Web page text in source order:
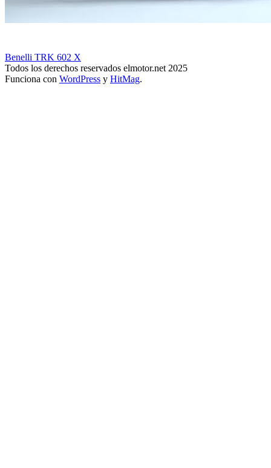
Benelli TRK 602 X
Todos los derechos reservados elmotor.net 2025
Funciona con WordPress y HitMag.